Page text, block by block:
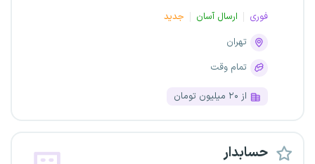
فوری ارسال آسان
جدید
تهران
تمام وقت
از ۲۰ میلیون تومان
حسابدار